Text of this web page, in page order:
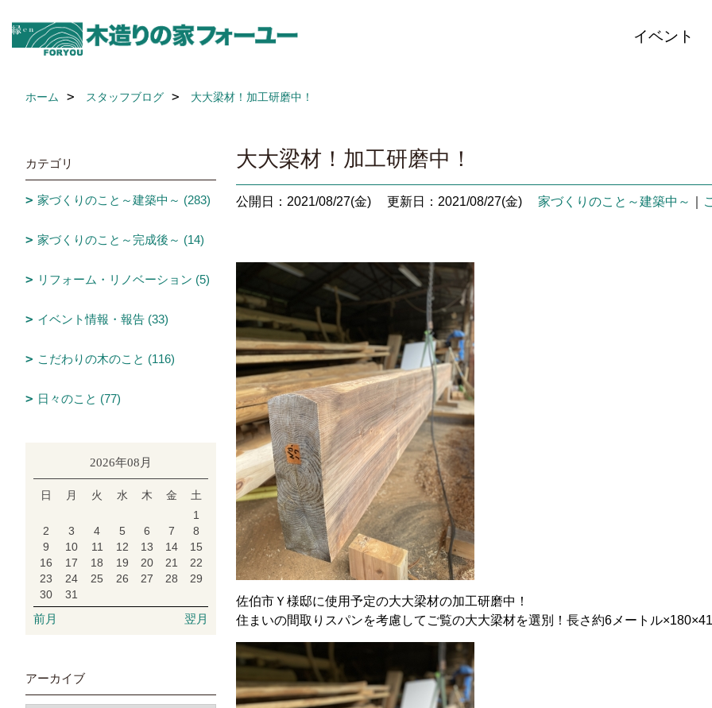
イベント
ホーム スタッフブログ 大大梁材！加工研磨中！
大大梁材！加工研磨中！
公開日：2021/08/27(金) 更新日：2021/08/27(金) 家づくりのこと～建築中～
佐伯市Ｙ様邸に使用予定の大大梁材の加工研磨中！
住まいの間取りスパンを考慮してご覧の大大梁材を選別！長さ約6メートル
カテゴリ
家づくりのこと～建築中～ (283)
家づくりのこと～完成後～ (14)
リフォーム・リノベーション (5)
イベント情報・報告 (33)
こだわりの木のこと (116)
日々のこと (77)
2026年08月
日 月 火 水 木 金
土
1
2
3 4 5 6 7
8
9
10 11 12 13 14
15
16
17 18 19 20 21
22
23
24 25 26 27 28
29
30
31
前月 翌月
アーカイブ